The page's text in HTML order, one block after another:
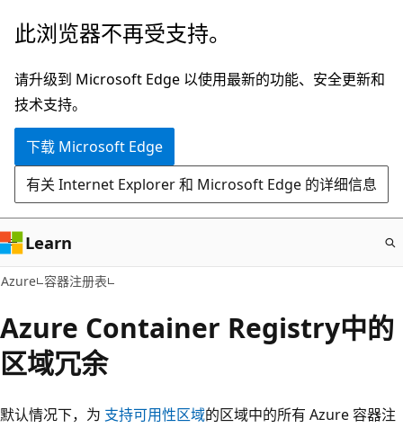
跳
主
要
内
此浏览器不再受支持。
请升级到 Microsoft Edge 以使用最新的功能、安全更新和
技术支持。
下载 Microsoft Edge
有关 Internet Explorer 和 Microsoft Edge 的详细信息
Learn
Azure 容器注册表
Azure Container Registry中的
区域冗余
默认情况下，为 支持可用性区域的区域中的所有 Azure 容器注